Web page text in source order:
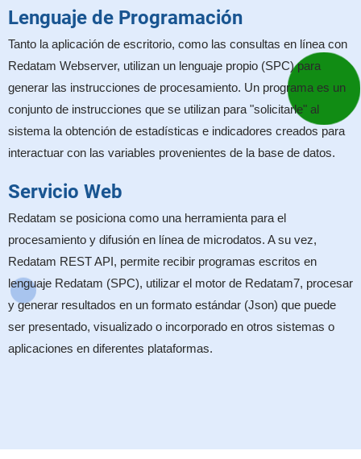
Lenguaje de Programación
Tanto la aplicación de escritorio, como las consultas en línea con
Redatam Webserver, utilizan un lenguaje propio (SPC) para
generar las instrucciones de procesamiento. Un programa es un
conjunto de instrucciones que se utilizan para "solicitarle" al
sistema la obtención de estadísticas e indicadores creados para
interactuar con las variables provenientes de la base de datos.
Servicio Web
Redatam se posiciona como una herramienta para el
procesamiento y difusión en línea de microdatos. A su vez,
Redatam REST API, permite recibir programas escritos en
lenguaje Redatam (SPC), utilizar el motor de Redatam7, procesar
y generar resultados en un formato estándar (Json) que puede
ser presentado, visualizado o incorporado en otros sistemas o
aplicaciones en diferentes plataformas.